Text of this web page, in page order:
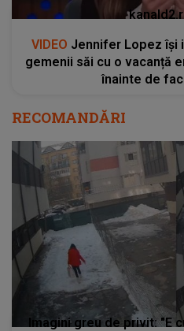
VIDEO Jennifer Lopez își
gemenii săi cu o vacanță
înainte de
RECOMANDĂRI
Imagini greu de privit: "E